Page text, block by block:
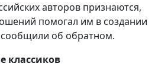
авторов признаются,
помогал им в создании
сообщили об обратном.
классиков